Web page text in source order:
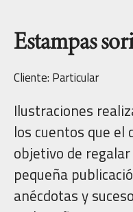
Cliente: Particular
Estampas
Ilustraciones
los cuentos que el
objetivo de
pequeña
anécdotas y